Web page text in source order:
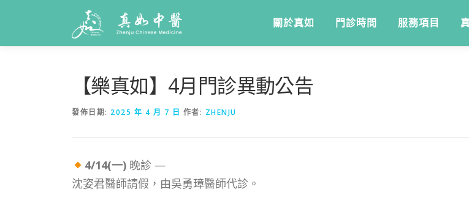
關於真如 門診時間 服務項目
【樂真如】4月門診異動公告
發佈日期: 2025 年 4 月 7 日 作者: ZHENJU
4/14(一) 晚診 —
沈姿君醫師請假，由吳勇璋醫師代診。